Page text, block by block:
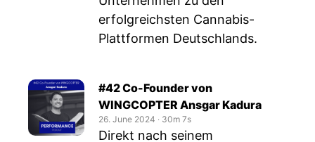
erfolgreichsten Cannabis-
Plattformen Deutschlands.
#42 Co-Founder von
WINGCOPTER Ansgar Kadura
26. June 2024 ‧ 30m 7s
Direkt nach seinem